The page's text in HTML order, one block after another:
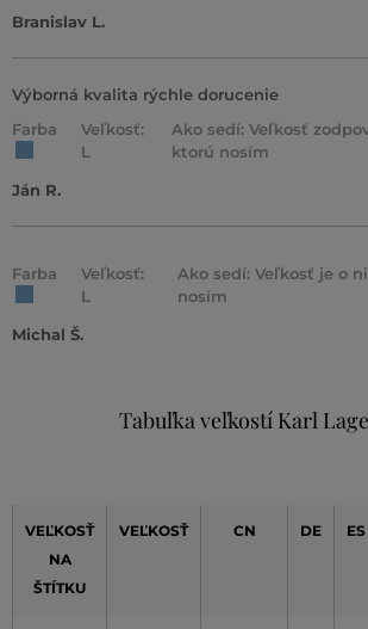
Branislav L.
Výborná kvalita rýchle dorucenie
Farba
Veľkosť:
L
Ako sedí: Veľkosť
ktorú nosím
Ján R.
Farba
Veľkosť:
L
Ako sedí: Veľkosť je o
nosím
Michal Š.
Tabuľka veľkostí Karl
VEĽKOSŤ
NA
ŠTÍTKU
VEĽKOSŤ CN DE ES